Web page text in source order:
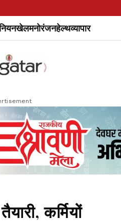
खेलमनोरंजनहेल्थव्यापार
कर्मियों